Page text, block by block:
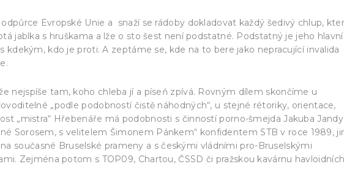
Evropské Unie a snaží se rádoby dokladovat každý šedivý chlup,
jablka s hruškama a lže o sto šest není podstatné. Podstatný je jeho hlavní
kdekým, kdo je proti. A zeptáme se, kde na to bere jako nepracující invalida
nejspíše tam, koho chleba jí a píseň zpívá. Rovným dílem skončíme u
„podle podobností čistě náhodných“, u stejné rétoriky, orientace,
„mistra“ Hřebenáře má podobnosti s činností porno-šmejda Jakuba
Sorosem, s velitelem Šimonem Pánkem“ konfidentem STB v roce 1989,
současné Bruselské prameny a s českými vládními pro-Bruselskými
Zejména potom s TOP09, Chartou, ČSSD či pražskou kavárnu havloidních